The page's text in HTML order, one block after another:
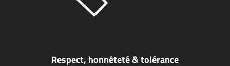
Respect, honnêteté & tolérance